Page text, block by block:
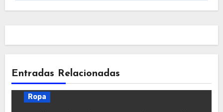
Entradas Relacionadas
Ropa